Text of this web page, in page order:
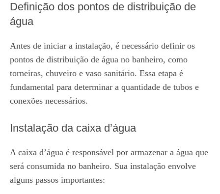
Definição dos pontos de distribuição de
água
Antes de iniciar a instalação, é necessário definir os
pontos de distribuição de água no banheiro, como
torneiras, chuveiro e vaso sanitário. Essa etapa é
fundamental para determinar a quantidade de tubos e
conexões necessários.
Instalação da caixa d’água
A caixa d’água é responsável por armazenar a água que
será consumida no banheiro. Sua instalação envolve
alguns passos importantes: